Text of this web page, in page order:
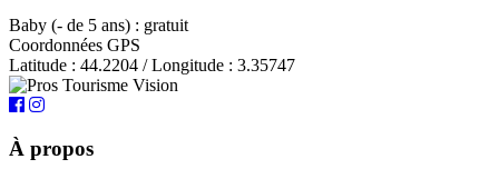
Baby (- de 5 ans) : gratuit
Coordonnées GPS
Latitude : 44.2204 / Longitude : 3.35747
À propos